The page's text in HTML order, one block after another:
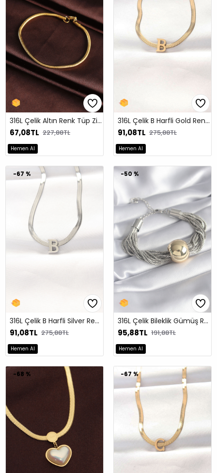
316L Çelik Altın Renk Tüp Zincir Bileklik
67,08TL 227,88TL
Hemen Al
316L Çelik B Harfli Gold Renk İtalyan Zincirli Kolye
91,08TL 275,88TL
Hemen Al
-67 %
316L Çelik B Harfli Silver Renk İtalyan Zincirli Kolye
91,08TL 275,88TL
Hemen Al
-50 %
316L Çelik Bileklik Gümüş Renk Altın Top Model Kadın Bileklik
95,88TL 191,88TL
Hemen Al
-68 % -67 %